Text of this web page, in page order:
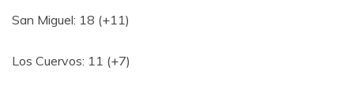
San Miguel: 18 (+11)
Los Cuervos: 11 (+7)